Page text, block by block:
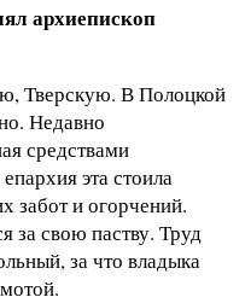
архиепископ
Тверскую. В Полоцкой
Недавно
средствами
эта стоила
забот и огорчений.
за свою паству. Труд
за что владыка